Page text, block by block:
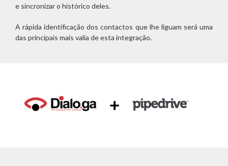
e sincronizar o histórico deles.
A rápida identificação dos contactos que lhe liguam será uma
das principais mais valia de esta integração.